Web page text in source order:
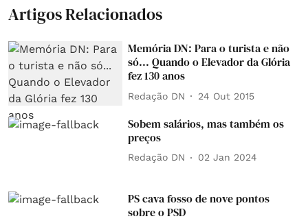
Artigos Relacionados
Memória DN: Para o turista e não
só... Quando o Elevador da Glória
fez 130 anos
Redação DN 24 Out 2015
Sobem salários, mas também os
preços
Redação DN 02 Jan 2024
PS cava fosso de nove pontos
sobre o PSD